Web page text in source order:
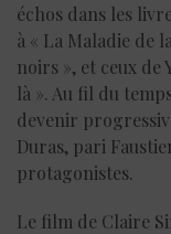
échos dans les
à « La Maladie de
noirs », et ceux de
là ». Au fil du
devenir
Duras, pari
protagonistes.
Le film de Claire